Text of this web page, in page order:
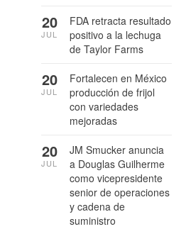
FDA retracta resultado
positivo a la lechuga
de Taylor Farms
20
JUL
Fortalecen en México
producción de frijol
con variedades
mejoradas
20
JUL
JM Smucker anuncia
a Douglas Guilherme
como vicepresidente
senior de operaciones
y cadena de
suministro
20
JUL